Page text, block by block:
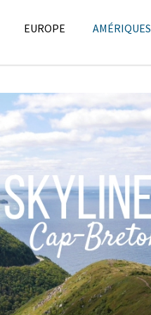
EUROPE AMÉRIQUES